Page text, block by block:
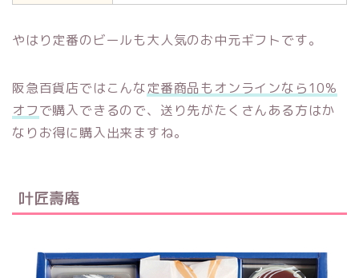
やはり定番のビールも大人気のお中元ギフトです。
阪急百貨店ではこんな定番商品もオンラインなら10%
オフで購入できるので、送り先がたくさんある方はか
なりお得に購入出来ますね。
叶匠壽庵